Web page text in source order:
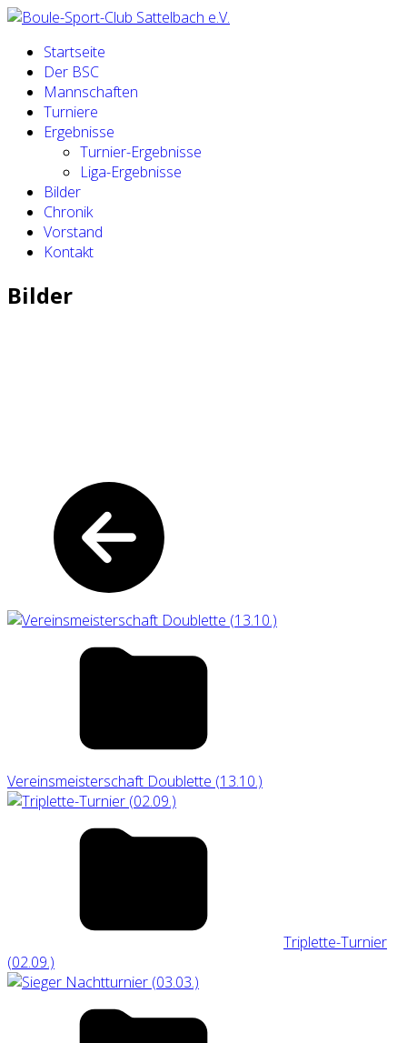
Startseite
Der BSC
Mannschaften
Turniere
Ergebnisse
Turnier-Ergebnisse
Liga-Ergebnisse
Bilder
Chronik
Vorstand
Kontakt
Bilder
Vereinsmeisterschaft Doublette (13.10.)
Triplette-Turnier
(02.09.)